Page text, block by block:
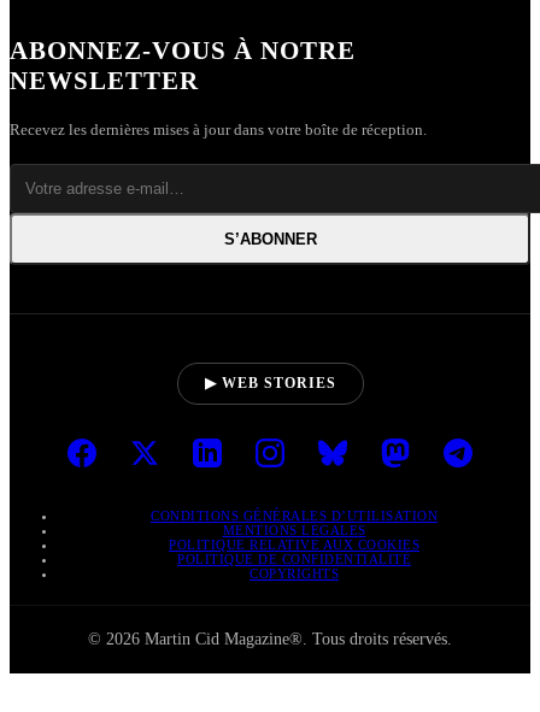
ABONNEZ-VOUS À NOTRE
NEWSLETTER
Recevez les dernières mises à jour dans votre boîte de réception.
S’ABONNER
▶ WEB STORIES
CONDITIONS GÉNÉRALES D’UTILISATION
MENTIONS LÉGALES
POLITIQUE RELATIVE AUX COOKIES
POLITIQUE DE CONFIDENTIALITÉ
COPYRIGHTS
© 2026 Martin Cid Magazine®. Tous droits réservés.